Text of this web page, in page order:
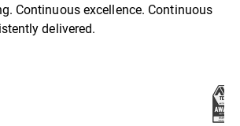
Continuous excellence. Continuous
delivered.